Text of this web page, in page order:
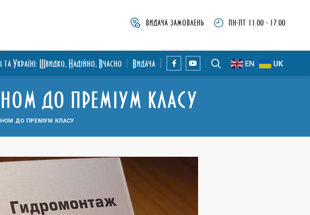
видача замовлень пн-пт 11.00 - 17.00
та Україні: Швидко, Надійно, Вчасно Видача EN UK
до преміум класу
ДО ПРЕМІУМ КЛАСУ